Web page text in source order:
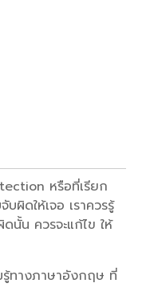
หรือที่เรียก
ผิดให้เจอ เราควรรู้
นั้น ควรจะแก้ไข ให้
รู้ทางภาษาอังกฤษ ที่